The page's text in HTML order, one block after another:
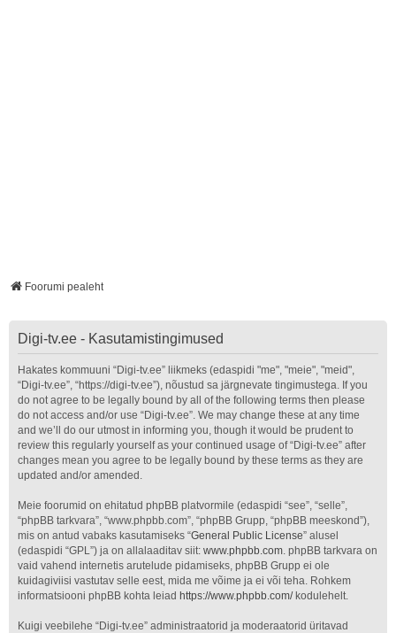
Foorumi pealeht
Digi-tv.ee - Kasutamistingimused
Hakates kommuuni “Digi-tv.ee” liikmeks (edaspidi "me", "meie", "meid",
“Digi-tv.ee”, “https://digi-tv.ee”), nõustud sa järgnevate tingimustega. If you
do not agree to be legally bound by all of the following terms then please
do not access and/or use “Digi-tv.ee”. We may change these at any time
and we’ll do our utmost in informing you, though it would be prudent to
review this regularly yourself as your continued usage of “Digi-tv.ee” after
changes mean you agree to be legally bound by these terms as they are
updated and/or amended.
Meie foorumid on ehitatud phpBB platvormile (edaspidi “see”, “selle”,
“phpBB tarkvara”, “www.phpbb.com”, “phpBB Grupp, “phpBB meeskond”),
mis on antud vabaks kasutamiseks “General Public License” alusel
(edaspidi “GPL”) ja on allalaaditav siit: www.phpbb.com. phpBB tarkvara on
vaid vahend internetis arutelude pidamiseks, phpBB Grupp ei ole
kuidagiviisi vastutav selle eest, mida me võime ja ei või teha. Rohkem
informatsiooni phpBB kohta leiad https://www.phpbb.com/kodulehelt.
Kuigi veebilehe “Digi-tv.ee” administraatorid ja moderaatorid üritavad